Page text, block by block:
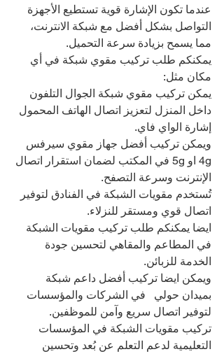
عندما تكون الإشارة قوية تستطيع الأجهزة
التواصل بشكل أفضل مع شبكة الانترنت،
مما يسمح بزيادة سرعة التحميل.
يمكنكم طلب تركيب مقوي شبكة في أي
مكان مثل:
يمكن تركيب مقوي شبكة الجوال التلفون
داخل المنزل لتعزيز اتصال الهاتف المحمول
إشارة الواي فاي.
ويمكن تركيب أفضل جهاز مقوي سيرفس
4g او 5g في المكتب لضمان استقرار اتصال
الإنترنت وسرعة التصفح.
تُستخدم مقويات الشبكة في الفنادق لتوفير
اتصال قوي ومستقر للنزلاء.
ايضا يمكنكم طلب تركيب مقويات الشبكة
في المطاعم والمقاهي لتحسين جودة
الخدمة للزبائن.
ويمكن ايضا تركيب أفضل داعم شبكة
بميدان حولي   في الشركات والمؤسسات
لتوفير اتصال سريع وآمن للموظفين.
تركيب مقويات الشبكة في المؤسسات
التعليمية لدعم التعلم عن بُعد وتحسين